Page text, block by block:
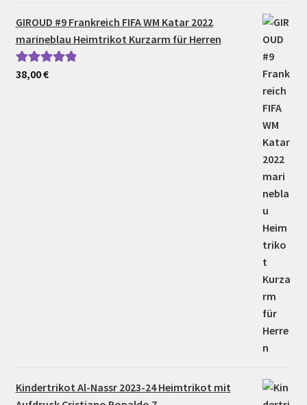
GIROUD #9 Frankreich FIFA WM Katar 2022
marineblau Heimtrikot Kurzarm für Herren
Bewertet mit
38,00€
Kindertrikot Al-Nassr 2023-24 Heimtrikot mit